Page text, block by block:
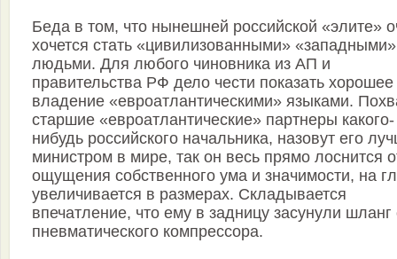
Беда в том, что нынешней российской «элите»
хочется стать «цивилизованными» «западными»
людьми. Для любого чиновника из АП и
правительства РФ дело чести показать хорошее
владение «евроатлантическими» языками.
старшие «евроатлантические» партнеры какого-
нибудь российского начальника, назовут его
министром в мире, так он весь прямо лоснится
ощущения собственного ума и значимости, на
увеличивается в размерах. Складывается
впечатление, что ему в задницу засунули шланг
пневматического компрессора.